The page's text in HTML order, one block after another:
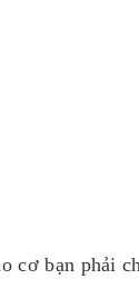
cơ bạn phải